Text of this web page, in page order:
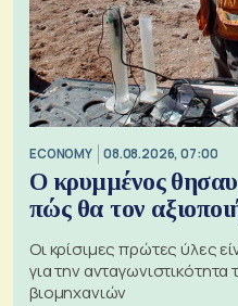
ECONOMY 08.08.2026, 07:00
Ο κρυμμένος
πώς θα τον
Οι κρίσιμες πρώτες ύλες
για την
βιομηχανιών